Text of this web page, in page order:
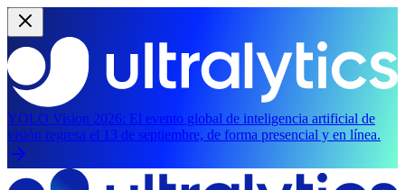
YOLO Vision 2026: El evento global de inteligencia artificial de
visión regresa el 13 de septiembre, de forma presencial y en línea.